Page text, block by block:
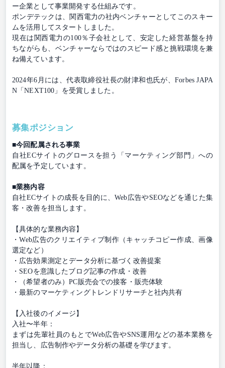
ー企業として事業開発する仕組みです。
ポンデテックは、関西電力の社内ベンチャーとしてこのスキー
ムを活用してスタートしました。
現在は関西電力の100％子会社として、安定した経営基盤を持
ちながらも、ベンチャーならではのスピード感と挑戦環境を兼
ね備えています。
2024年6月には、代表取締役社長の財津和也氏が、Forbes JAPA
N「NEXT100」を受賞しました。
募集ポジション
■今回配属される事業
自社ECサイトのグロースを担う「マーケティング部門」への
配属を予定しています。
■業務内容
自社ECサイトの成長を目的に、Web広告やSEOなどを通じた集
客・改善を担当します。
【具体的な業務内容】
・Web広告のクリエイティブ制作（キャッチコピー作成、画像
選定など）
・広告効果測定とデータ分析に基づく改善提案
・SEOを意識したブログ記事の作成・改善
・（希望者のみ）PC販売会での接客・販売体験
・最新のマーケティングトレンドリサーチと社内共有
【入社後のイメージ】
入社〜半年：
まずは先輩社員のもとでWeb広告やSNS運用などの基本業務を
担当し、広告制作やデータ分析の基礎を学びます。
半年以降：